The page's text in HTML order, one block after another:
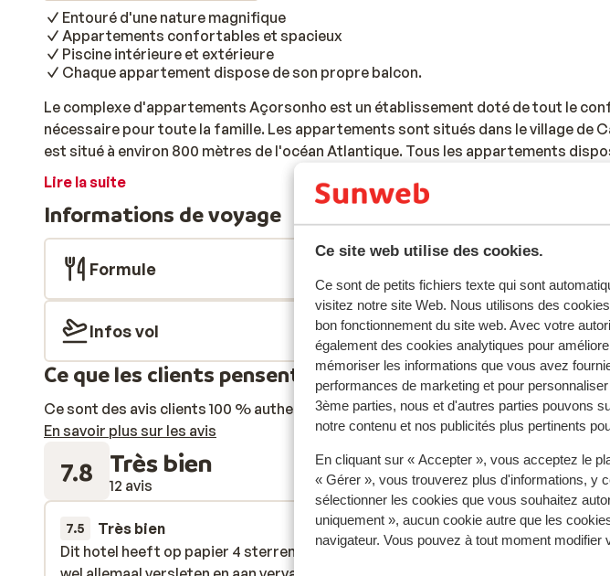
Ce site web utilise des cookies.
Ce sont de petits fichiers texte qui sont
visitez notre site Web. Nous utilisons des
bon fonctionnement du site web. Avec votre
également des cookies analytiques pour
mémoriser les informations que vous avez
performances de marketing et pour
3ème parties, nous et d'autres parties pouvons
notre contenu et nos publicités plus pertinents
En cliquant sur « Accepter », vous acceptez le
« Gérer », vous trouverez plus d'informations, y
sélectionner les cookies que vous souhaitez
uniquement », aucun cookie autre que les
navigateur. Vous pouvez à tout moment
Entouré d'une nature magnifique
Appartements confortables et spacieux
Piscine intérieure et extérieure
Chaque appartement dispose de son propre balcon.
Le complexe d'appartements Açorsonho est un établissement doté de tout le
nécessaire pour toute la famille. Les appartements sont situés dans le village de
est situé à environ 800 mètres de l'océan Atlantique. Tous les appartements
cuisine, d'une salle de bains, d'un salon et d'un balcon. Profitez de la piscine
réservez un massage ou un soin au centre de bien-être. Dînez ensuite dans le
qui sert les plus délicieux plats locaux. Le bar prépare également vos boissons
de découvrir l'île? Louer une voiture est alors une excellente idée. Vous pourrez
facilement les bains thermaux, les lacs de cratère et la capitale Ponta Delgada. Et
journée de route ou de randonnée, vous pourrez vous rendre au bar pour savourer
rafraîchissante, toujours agréable pour bien terminer la journée. De belles
perspective!
Lire la suite
Informations de voyage
Formule
Infos vol
Ce que les clients pensent
Ce sont des avis clients 100 % authentiques qui reflètent fidèlement leur
En savoir plus sur les avis
7.8 Très bien
12 avis
7.5 Très bien
23 avr. 2026
Dit hotel heeft op papier 4 sterren. In de realiteit is het
Dit hotel heeft op papier 4 sterren. In de realiteit is het
6.9 Très bien
Appartement is
Appartement is